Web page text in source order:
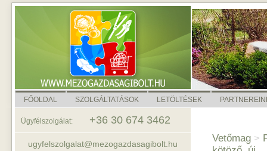
FŐOLDAL SZOLGÁLTATÁSOK LETÖLTÉSEK
Vetőmag >
Ügyfélszolgálat: +36 30 674 3462
ugyfelszolgalat@mezogazdasagibolt.hu